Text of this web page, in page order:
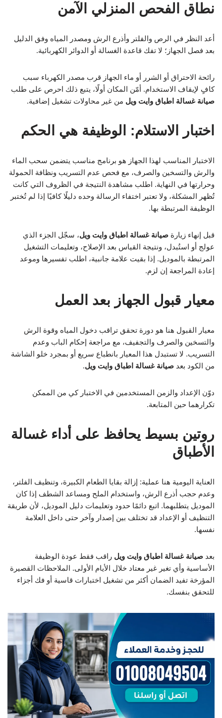
نطاق الفحص المنزلي الآمن
أعد النظر في الرص والفلتر وأذرع الرش ومصدر المياه وفق الدليل
بعد فصل الجهاز؛ لا تفك قاعدة الغسالة أو الدوائر الكهربائية.
رائحة الاحتراق أو الشرر أو ماء الجهاز قرب مصدر الكهرباء سبب
كافٍ لإيقاف الاستخدام. أمّن المكان أولًا، يتبع ذلك احرص على طلب
صيانة غسالة اطباق وايت ويل من غير محاولات تشغيل إضافية.
اختبار الاستلام: الوظيفة هي الحكم
الاختبار المناسب لهذا الجهاز هو برنامج مناسب يتضمن سحب الماء
والرش والتسخين والصرف، مع فحص عدم التسريب ونظافة الحمولة
وحرارتها في النهاية. اطلب مشاهدة النتيجة في الظروف التي كانت
تُظهر المشكلة، ولا تعتبر اختفاء الرسالة وحده دليلًا كافيًا إذا لم تُختبر
الوظيفة المرتبطة بها.
قبل إنهاء زيارة صيانة غسالة اطباق وايت ويل، سجّل الجزء الذي
عولج أو استُبدل، ونتيجة القياس بعد الإصلاح، وتعليمات التشغيل
المرتبطة بالموديل. إذا بقيت علامة جانبية، اطلب تفسيرها وموعد
إعادة المراجعة إن لزم.
معيار قبول الجهاز بعد العمل
معيار القبول هنا هو دورة تحقق تراقب دخول المياه وقوة الرش
والتسخين والصرف والتجفيف، مع مراجعة إحكام الباب وعدم
التسريب. لا تستبدل هذا المعيار بانطباع سريع أو بمجرد خلو الشاشة
من الكود بعد صيانة غسالة اطباق وايت ويل.
دوّن الإعداد والزمن المستخدمين في الاختبار كي من الممكن
تكرارهما حين المتابعة.
روتين بسيط يحافظ على أداء غسالة
الأطباق
العناية اليومية هنا عملية: إزالة بقايا الطعام الكبيرة، وتنظيف الفلتر،
وعدم حجب أذرع الرش، واستخدام الملح ومساعد الشطف إذا كان
الموديل يتطلبهما. اتبع دائمًا حدود وتعليمات دليل الموديل، لأن طريقة
التنظيف أو الإعداد قد تختلف بين إصدار وآخر حتى داخل العلامة
نفسها.
بعد صيانة غسالة اطباق وايت ويل راقب فقط عودة الوظيفة
الأساسية وأي تغير غير معتاد خلال الأيام الأولى. الملاحظات القصيرة
المؤرخة تفيد الضمان أكثر من تشغيل اختبارات قاسية أو فك أجزاء
للتحقق بنفسك.